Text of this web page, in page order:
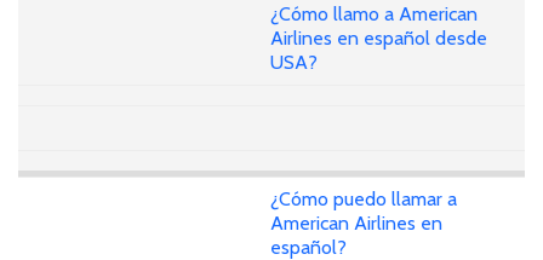
¿Cómo llamo a American
Airlines en español desde
USA?
¿Cómo puedo llamar a
American Airlines en
español?